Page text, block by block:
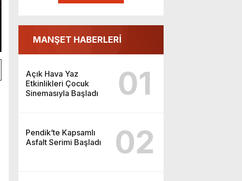
MANŞET HABERLERİ
Açık Hava Yaz
Etkinlikleri Çocuk
Sinemasıyla Başladı
01
Pendik’te Kapsamlı
Asfalt Serimi Başladı
02